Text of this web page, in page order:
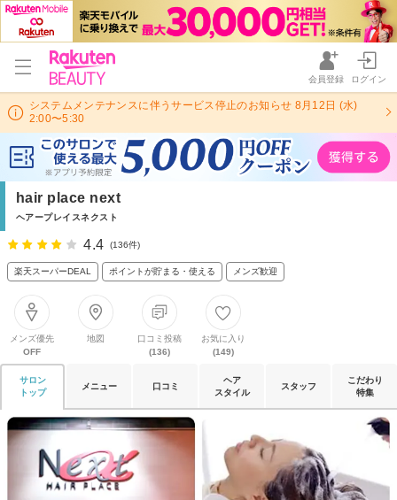
会員登録 ログイン
システムメンテナンスに伴うサービス停止のお知らせ 8月12日 (水)
2:00〜5:30
hair place next
ヘアープレイスネクスト
4.4 (136件)
楽天スーパーDEAL ポイントが貯まる・使える メンズ歓迎
メンズ優先
OFF
地図
口コミ投稿
(136)
お気に入り
(149)
サロン
トップ
メニュー 口コミ
ヘア
スタイル
スタッフ
こだわり
特集